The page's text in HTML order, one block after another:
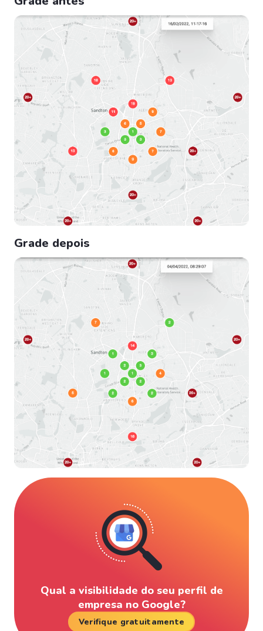
Grade depois
Qual a visibilidade do seu perfil de
empresa no Google?
Verifique gratuitamente